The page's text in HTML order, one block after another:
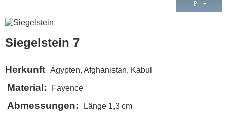
Siegelstein 7
Herkunft Ägypten, Afghanistan, Kabul
Material: Fayence
Abmessungen: Länge 1,3 cm